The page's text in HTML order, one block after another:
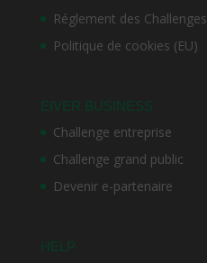
Réglement des Challenges
Politique de cookies (EU)
EIVER BUSINESS
Challenge entreprise
Challenge grand public
Devenir e-partenaire
HELP